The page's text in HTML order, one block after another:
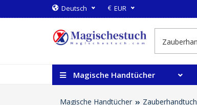
Deutsch € EUR
Magische Handtücher
Magische Handtücher Zauberhandtuch